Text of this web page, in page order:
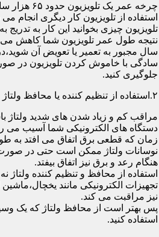
چرخه عمر یک
استفاده از تلویزیون کار دیگری انجام
تلویزیون چیزی بخوانید این کار به
سال مجبور به تعمیر یا تعویض آن
سادگی با خاموش کردن تلویزیون در
جلوگیری کنید.
۲.استفاده از تنظیم کننده یا محافظ ولتاژ
مراقب کم و زیاد شدن های شدید ولتاژ
دستگاه های الکترونیکی شما آسیب می
زمان که قطعی برق اتفاق می افتد به
نوسانات ولتاژ ممکن است حتی در صورت
هنگام رعد و برق نیز اتفاق بیفتد.
استفاده از محافظ و تنظیم کننده ولتاژ نه
تجهیزات الکترونیکی مانند
نیز مراقبت می کند.
پس بهتر است از محافظ ولتاژ که یک
استفاده کنید.